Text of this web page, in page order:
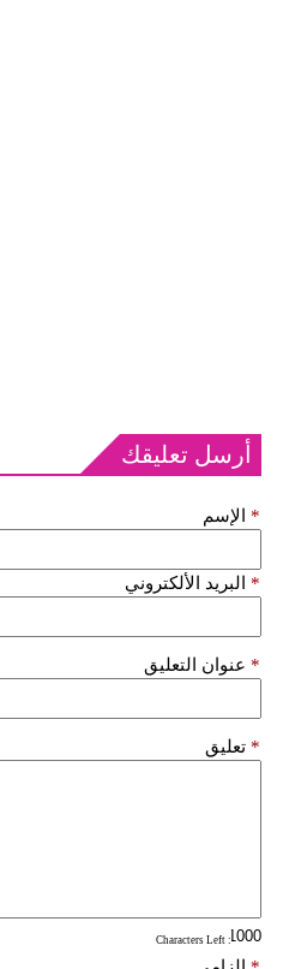
أرسل تعليقك
الإسم *
البريد الألكتروني *
عنوان التعليق *
تعليق *
: Characters Left